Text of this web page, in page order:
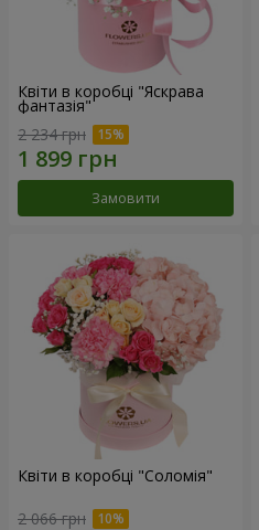
Квіти в коробці "Яскрава
фантазія"
2 234 грн
Замовити
Квіти в коробці "Соломія"
2 066 грн